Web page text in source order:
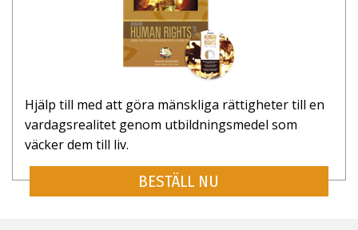
Hjälp till med att göra mänskliga rättigheter till en
vardagsrealitet genom utbildnings­medel som
väcker dem till liv.
BESTÄLL NU